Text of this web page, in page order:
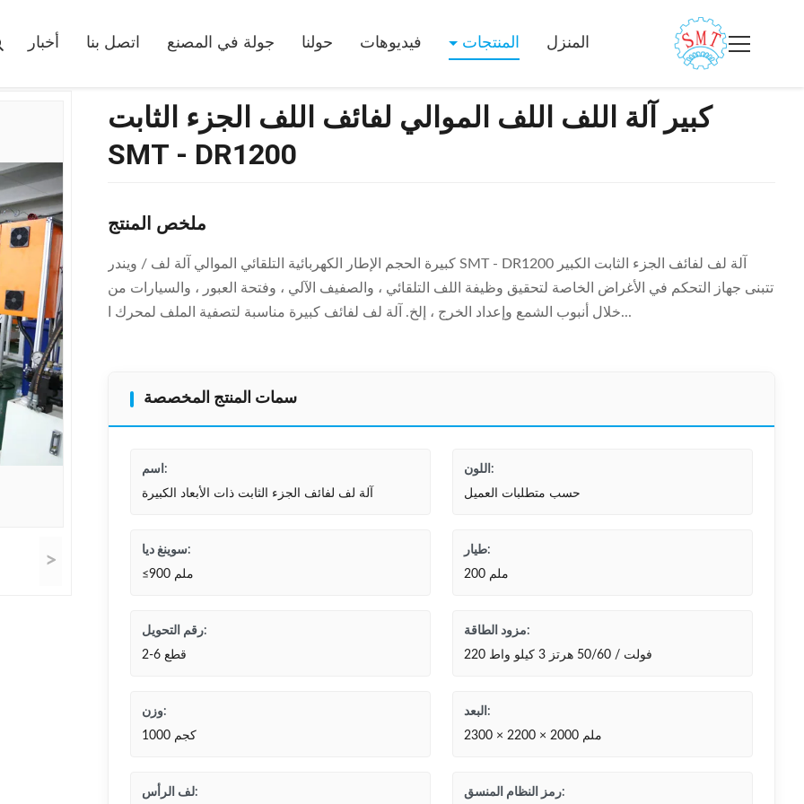
المنزل المنتجات فيديوهات حولنا جولة في المصنع اتصل بنا أخبار
>
كبير آلة اللف اللف الموالي لفائف اللف الجزء الثابت
SMT - DR1200
ملخص المنتج
كبيرة الحجم الإطار الكهربائية التلقائي الموالي آلة لف / ويندر SMT - DR1200 آلة لف لفائف الجزء الثابت الكبير
تتبنى جهاز التحكم في الأغراض الخاصة لتحقيق وظيفة اللف التلقائي ، والصفيف الآلي ، وفتحة العبور ، والسيارات من
خلال أنبوب الشمع وإعداد الخرج ، إلخ. آلة لف لفائف كبيرة مناسبة لتصفية الملف لمحرك ا...
سمات المنتج المخصصة
اسم:
آلة لف لفائف الجزء الثابت ذات الأبعاد الكبيرة
اللون:
حسب متطلبات العميل
سوينغ ديا:
≤900 ملم
طيار:
200 ملم
رقم التحويل:
2-6 قطع
مزود الطاقة:
220 فولت / 50/60 هرتز 3 كيلو واط
وزن:
1000 كجم
البعد:
2300 × 2200 × 2000 ملم
لف الرأس: رمز النظام المنسق: